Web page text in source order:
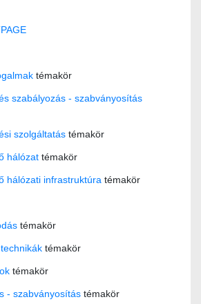
témakör
szabályozás - szabványosítás
szolgáltatás témakör
hálózat témakör
hálózati infrastruktúra témakör
témakör
témakör
témakör
- szabványosítás témakör